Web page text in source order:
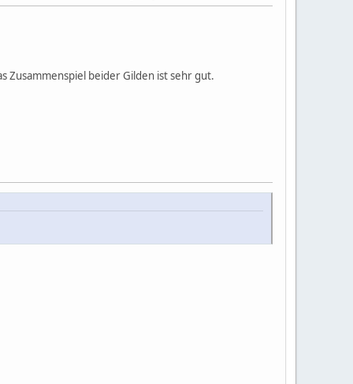
Zusammenspiel beider Gilden ist sehr gut.